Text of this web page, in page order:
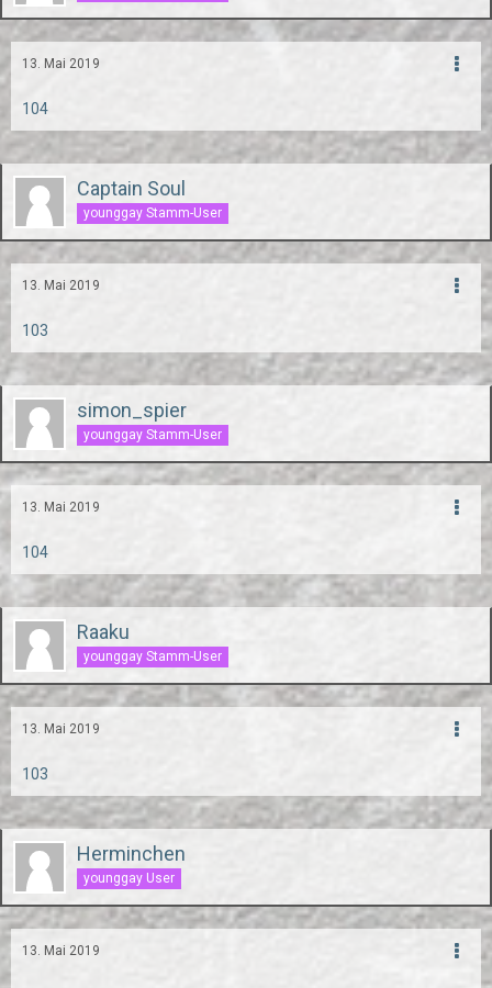
13. Mai 2019
104
Captain Soul
younggay Stamm-User
13. Mai 2019
103
simon_spier
younggay Stamm-User
13. Mai 2019
104
Raaku
younggay Stamm-User
13. Mai 2019
103
Herminchen
younggay User
13. Mai 2019